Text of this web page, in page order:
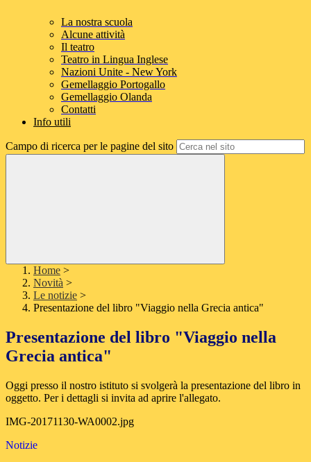
La nostra scuola
Alcune attività
Il teatro
Teatro in Lingua Inglese
Nazioni Unite - New York
Gemellaggio Portogallo
Gemellaggio Olanda
Contatti
Info utili
Campo di ricerca per le pagine del sito
Home >
Novità >
Le notizie >
Presentazione del libro "Viaggio nella Grecia antica"
Presentazione del libro "Viaggio nella
Grecia antica"
Oggi presso il nostro istituto si svolgerà la presentazione del libro in
oggetto. Per i dettagli si invita ad aprire l'allegato.
IMG-20171130-WA0002.jpg
Notizie